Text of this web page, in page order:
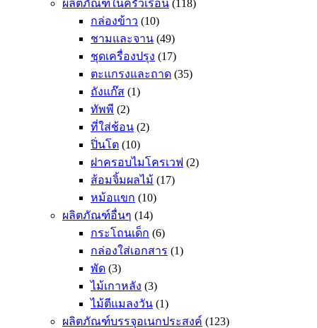
ผลิตภัณฑ์ในครัวเรือน (118)
กล่องข้าว (10)
ชามและจาน (49)
ชุดเครื่องปรุง (17)
ตะแกรงและถาด (35)
ถังแก๊ส (1)
ทัพพี (2)
ที่ใส่ช้อน (2)
ปิ่นโต (10)
ฝาครอบไมโครเวฟ (2)
ส้อมจิ้มผลไม้ (17)
หม้อแขก (10)
ผลิตภัณฑ์อื่นๆ (14)
กระโถนเด็ก (6)
กล่องใส่เอกสาร (1)
พัด (3)
ไม้เกาหลัง (3)
ไม้ตีแมลงวัน (1)
ผลิตภัณฑ์บรรจุอเนกประสงค์ (123)